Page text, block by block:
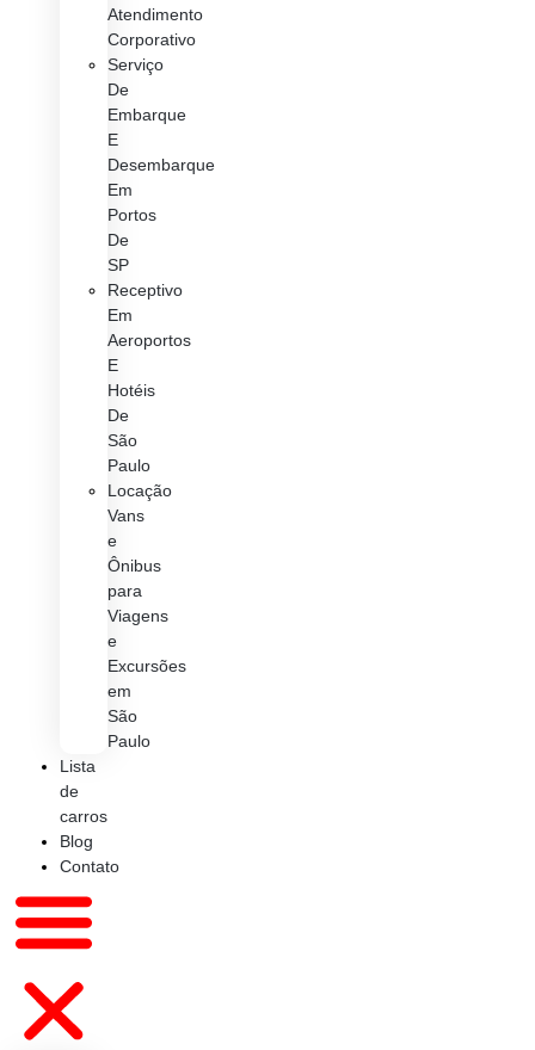
Atendimento
Corporativo
Serviço
De
Embarque
E
Desembarque
Em
Portos
De
SP
Receptivo
Em
Aeroportos
E
Hotéis
De
São
Paulo
Locação
Vans
e
Ônibus
para
Viagens
e
Excursões
em
São
Paulo
Lista
de
carros
Blog
Contato